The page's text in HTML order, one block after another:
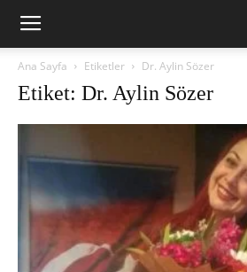
Ana Sayfa Etiketler Dr. Aylin Sözer
Etiket: Dr. Aylin Sözer